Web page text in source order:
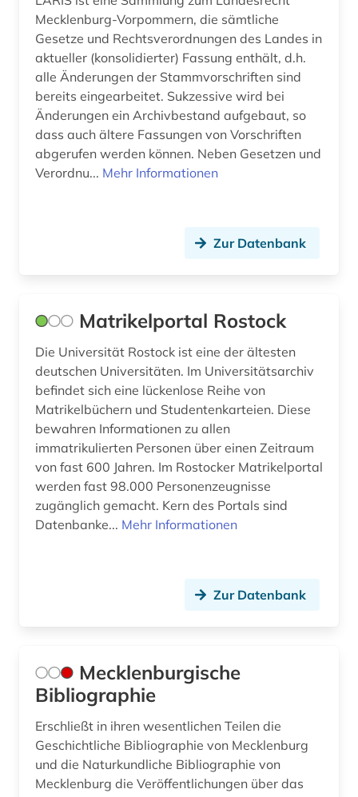
Mecklenburg-Vorpommern, die sämtliche
Gesetze und Rechtsverordnungen des Landes in
aktueller (konsolidierter) Fassung enthält, d.h.
alle Änderungen der Stammvorschriften sind
bereits eingearbeitet. Sukzessive wird bei
Änderungen ein Archivbestand aufgebaut, so
dass auch ältere Fassungen von Vorschriften
abgerufen werden können. Neben Gesetzen und
Verordnu... Mehr Informationen
Zur Datenbank
Matrikelportal Rostock
Die Universität Rostock ist eine der ältesten
deutschen Universitäten. Im Universitätsarchiv
befindet sich eine lückenlose Reihe von
Matrikelbüchern und Studentenkarteien. Diese
bewahren Informationen zu allen
immatrikulierten Personen über einen Zeitraum
von fast 600 Jahren. Im Rostocker Matrikelportal
werden fast 98.000 Personenzeugnisse
zugänglich gemacht. Kern des Portals sind
Datenbanke... Mehr Informationen
Zur Datenbank
Mecklenburgische
Bibliographie
Erschließt in ihren wesentlichen Teilen die
Geschichtliche Bibliographie von Mecklenburg
und die Naturkundliche Bibliographie von
Mecklenburg die Veröffentlichungen über das